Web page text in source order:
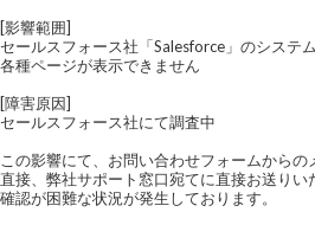
[影響範囲]
セールスフォース社「Salesforce」のシステ
各種ページが表示できません
[障害原因]
セールスフォース社にて調査中
この影響にて、お問い合わせフォームからの
直接、弊社サポート窓口宛てに直接お送りい
確認が困難な状況が発生しております。